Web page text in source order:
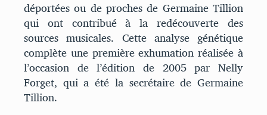
déportées ou de proches de Germaine Tillion
qui ont contribué à la redécouverte des
sources musicales. Cette analyse génétique
complète une première exhumation réalisée à
l’occasion de l’édition de 2005 par Nelly
Forget, qui a été la secrétaire de Germaine
Tillion.